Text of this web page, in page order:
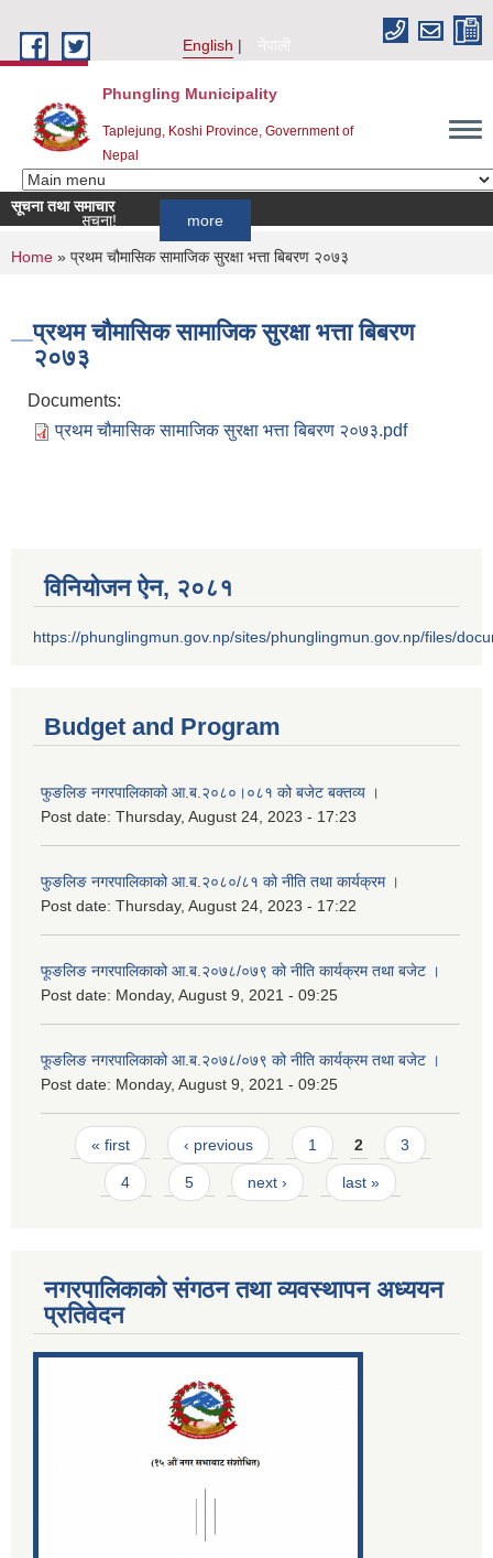
English
नेपाली
Phungling Municipality
Taplejung, Koshi Province, Government of
Nepal
सूचना तथा समाचार
सूचना!
You are here
Home » प्रथम चौमासिक सामाजिक सुरक्षा भत्ता बिबरण २०७३
प्रथम चौमासिक सामाजिक सुरक्षा भत्ता बिबरण
२०७३
Documents:
प्रथम चौमासिक सामाजिक सुरक्षा भत्ता बिबरण २०७३.pdf
विनियोजन ऐन‚ २०८१
https://phunglingmun.gov.np/sites/phunglingmun.gov.np/files/
Budget and Program
फुङलिङ नगरपालिकाको आ.ब.२०८०।०८१ को बजेट बक्तव्य ।
Post date: Thursday, August 24, 2023 - 17:23
फुङलिङ नगरपालिकाको आ.ब.२०८०/८१ को नीति तथा कार्यक्रम ।
Post date: Thursday, August 24, 2023 - 17:22
फूङलिङ नगरपालिकाको आ.ब.२०७८/०७९ को नीति कार्यक्रम तथा बजेट ।
Post date: Monday, August 9, 2021 - 09:25
फूङलिङ नगरपालिकाको आ.ब.२०७८/०७९ को नीति कार्यक्रम तथा बजेट ।
Post date: Monday, August 9, 2021 - 09:25
Pages
« first ‹ previous 1 2 3
4 5 next › last »
नगरपालिकाको संगठन तथा व्यवस्थापन अध्ययन
प्रतिवेदन